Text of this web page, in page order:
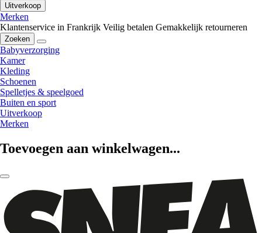
Uitverkoop
Merken
Klantenservice in Frankrijk Veilig betalen Gemakkelijk retourneren
Zoeken
Babyverzorging
Kamer
Kleding
Schoenen
Spelletjes & speelgoed
Buiten en sport
Uitverkoop
Merken
Toevoegen aan winkelwagen...